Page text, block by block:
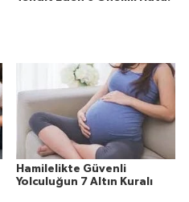
Hamilelikte Güvenli
Yolculuğun 7 Altın Kuralı